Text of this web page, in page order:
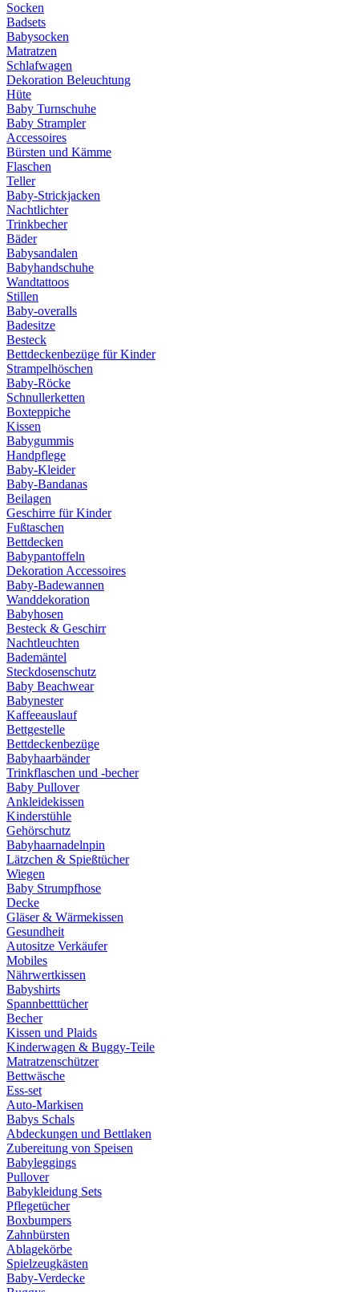
Socken
Badsets
Babysocken
Matratzen
Schlafwagen
Dekoration Beleuchtung
Hüte
Baby Turnschuhe
Baby Strampler
Accessoires
Bürsten und Kämme
Flaschen
Teller
Baby-Strickjacken
Nachtlichter
Trinkbecher
Bäder
Babysandalen
Babyhandschuhe
Wandtattoos
Stillen
Baby-overalls
Badesitze
Besteck
Bettdeckenbezüge für Kinder
Strampelhöschen
Baby-Röcke
Schnullerketten
Boxteppiche
Kissen
Babygummis
Handpflege
Baby-Kleider
Baby-Bandanas
Beilagen
Geschirre für Kinder
Fußtaschen
Bettdecken
Babypantoffeln
Dekoration Accessoires
Baby-Badewannen
Wanddekoration
Babyhosen
Besteck & Geschirr
Nachtleuchten
Bademäntel
Steckdosenschutz
Baby Beachwear
Babynester
Kaffeeauslauf
Bettgestelle
Bettdeckenbezüge
Babyhaarbänder
Trinkflaschen und -becher
Baby Pullover
Ankleidekissen
Kinderstühle
Gehörschutz
Babyhaarnadelnpin
Lätzchen & Spießtücher
Wiegen
Baby Strumpfhose
Decke
Gläser & Wärmekissen
Gesundheit
Autositze Verkäufer
Mobiles
Nährwertkissen
Babyshirts
Spannbetttücher
Becher
Kissen und Plaids
Kinderwagen & Buggy-Teile
Matratzenschützer
Bettwäsche
Ess-set
Auto-Markisen
Babys Schals
Abdeckungen und Bettlaken
Zubereitung von Speisen
Babyleggings
Pullover
Babykleidung Sets
Pflegetücher
Boxbumpers
Zahnbürsten
Ablagekörbe
Spielzeugkästen
Baby-Verdecke